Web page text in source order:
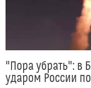
"Пора убрать": в
ударом России